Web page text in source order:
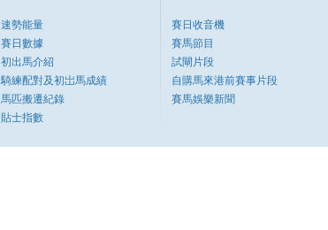
速勢能量
賽日數據
初出馬介紹
騎練配對及初岀馬成績
馬匹搬遷紀錄
貼士指數
賽日收音機
賽馬節目
試閘片段
自購馬來港前賽事片段
賽馬娛樂新聞